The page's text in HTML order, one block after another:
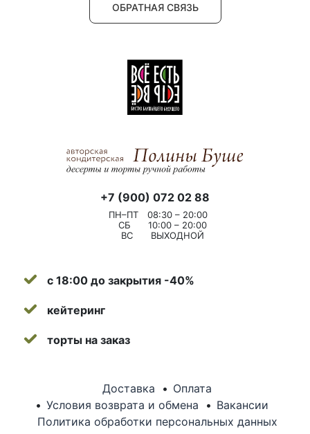
ОБРАТНАЯ СВЯЗЬ
+7 (900) 072 02 88
ПН–ПТ
08:30 – 20:00
СБ
10:00 – 20:00
ВС
ВЫХОДНОЙ
с 18:00 до закрытия -40%
кейтеринг
торты на заказ
Доставка
Оплата
Условия возврата и обмена
Вакансии
Политика обработки персональных данных